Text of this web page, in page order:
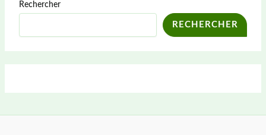
Rechercher
RECHERCHER